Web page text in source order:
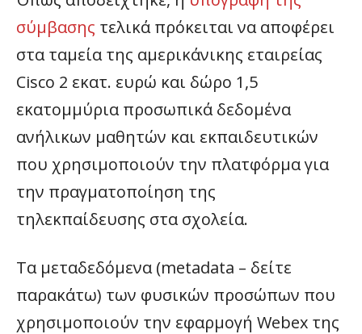
σύμβασης τελικά πρόκειται να αποφέρει
στα ταμεία της αμερικάνικης εταιρείας
Cisco 2 εκατ. ευρώ και δώρο 1,5
εκατομμύρια προσωπικά δεδομένα
ανήλικων μαθητών και εκπαιδευτικών
που χρησιμοποιούν την πλατφόρμα για
την πραγματοποίηση της
τηλεκπαίδευσης στα σχολεία.
Τα μεταδεδόμενα (metadata – δείτε
παρακάτω) των φυσικών προσώπων που
χρησιμοποιούν την εφαρμογή Webex της